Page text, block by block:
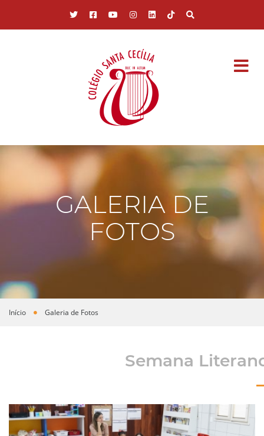
GALERIA DE
FOTOS
Você está aqui
Início Galeria de Fotos
Semana